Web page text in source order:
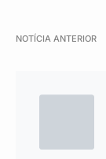
NOTÍCIA ANTERIOR